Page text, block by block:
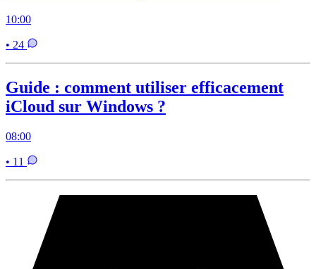
10:00
• 24
Guide : comment utiliser efficacement
iCloud sur Windows ?
08:00
• 11